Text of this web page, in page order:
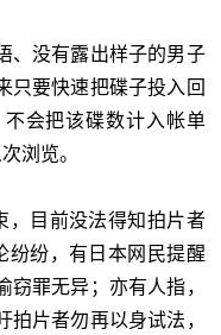
、没有露出样子的男子
只要快速把碟子投入回
会把该碟数计入帐单
浏览。
，目前没法得知拍片者
纷纷，有日本网民提醒
罪无异；亦有人指，
片者勿再以身试法，